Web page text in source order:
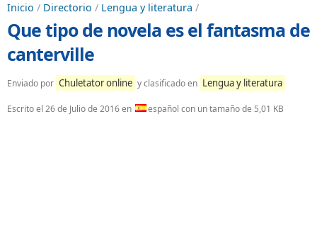
Inicio / Directorio / Lengua y literatura /
Que tipo de novela es el fantasma de
canterville
Enviado por Chuletator online y clasificado en Lengua y literatura
Escrito el 26 de Julio de 2016en español con un tamaño de 5,01 KB